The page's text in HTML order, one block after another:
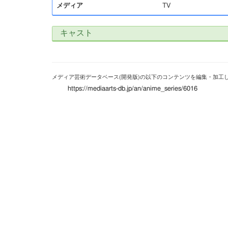
メディア TV
キャスト
メディア芸術データベース(開発版)の以下のコンテンツを編集・加工
https://mediaarts-db.jp/an/anime_series/6016